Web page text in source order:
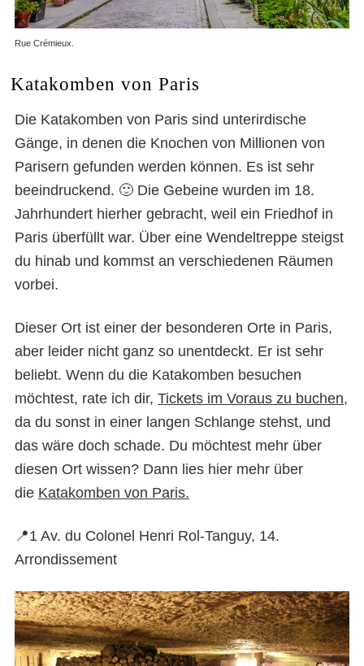
Rue Crémieux.
Katakomben von Paris
Die Katakomben von Paris sind unterirdische
Gänge, in denen die Knochen von Millionen von
Parisern gefunden werden können. Es ist sehr
beeindruckend. 🙂 Die Gebeine wurden im 18.
Jahrhundert hierher gebracht, weil ein Friedhof in
Paris überfüllt war. Über eine Wendeltreppe steigst
du hinab und kommst an verschiedenen Räumen
vorbei.
Dieser Ort ist einer der besonderen Orte in Paris,
aber leider nicht ganz so unentdeckt. Er ist sehr
beliebt. Wenn du die Katakomben besuchen
möchtest, rate ich dir, Tickets im Voraus zu buchen,
da du sonst in einer langen Schlange stehst, und
das wäre doch schade. Du möchtest mehr über
diesen Ort wissen? Dann lies hier mehr über
die Katakomben von Paris.
📍1 Av. du Colonel Henri Rol-Tanguy, 14.
Arrondissement